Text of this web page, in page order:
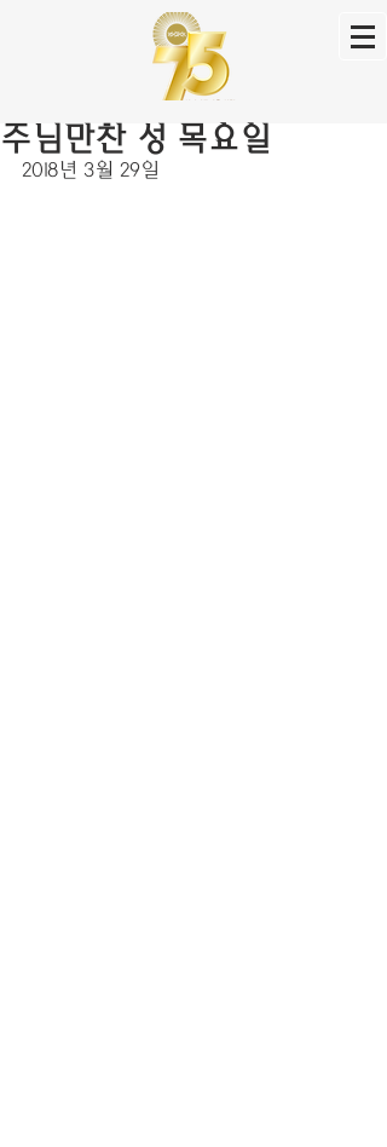
주님만찬 성 목요일
2018년 3월 29일